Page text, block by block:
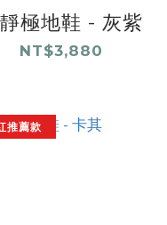
極地鞋 - 灰紫
NT$3,880
推薦款